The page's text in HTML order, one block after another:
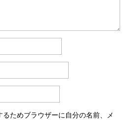
ためブラウザーに自分の名前、メ